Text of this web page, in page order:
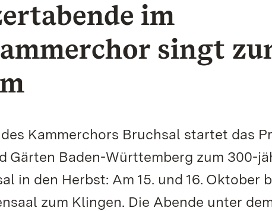
im
singt
Kammerchors Bruchsal startet das
Gärten Baden-Württemberg zum 300-
in den Herbst: Am 15. und 16. Oktober
zum Klingen. Die Abende unter